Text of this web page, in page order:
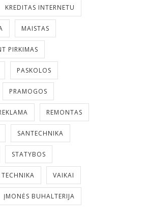
KREDITAS INTERNETU
MAISTAS
PIRKIMAS
PASKOLOS
PRAMOGOS
REMONTAS
SANTECHNIKA
STATYBOS
TECHNIKA VAIKAI
ĮMONĖS BUHALTERIJA